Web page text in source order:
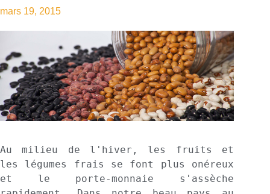
mars 19, 2015
Au milieu de l'hiver, les fruits et
les légumes frais se font plus onéreux
et le porte-monnaie s'assèche